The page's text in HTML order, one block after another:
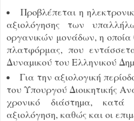
Προβλέπεται η
αξιολόγησης των
οργανικών μονάδων, η οποία
πλατφόρμας, που
Δυναµικού του Ελληνικού
Για την αξιολογική
του Υπουργού Διοικητικής
χρονικό διάστηµα, κατά
αξιολόγηση, καθώς και οι